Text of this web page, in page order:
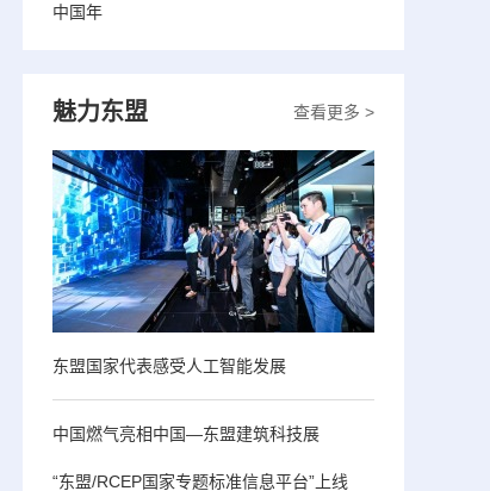
中国年
查看更多 >
魅力东盟
东盟国家代表感受人工智能发展
中国燃气亮相中国—东盟建筑科技展
“东盟/RCEP国家专题标准信息平台”上线